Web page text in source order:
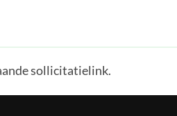
sollicitatielink.